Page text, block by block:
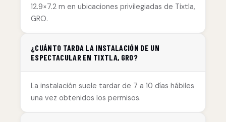
12.9×7.2 m en ubicaciones privilegiadas de Tixtla,
GRO.
¿CUÁNTO TARDA LA INSTALACIÓN DE UN
ESPECTACULAR EN TIXTLA, GRO?
La instalación suele tardar de 7 a 10 días hábiles
una vez obtenidos los permisos.